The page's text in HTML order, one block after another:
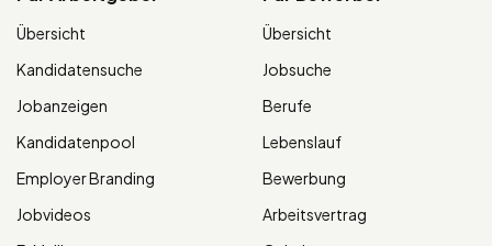
Übersicht
Kandidatensuche
Jobanzeigen
Kandidatenpool
Employer Branding
Jobvideos
Übersicht
Jobsuche
Berufe
Lebenslauf
Bewerbung
Arbeitsvertrag